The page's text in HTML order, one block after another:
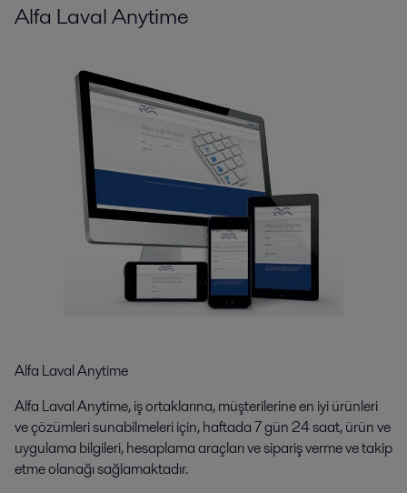
Alfa Laval Anytime
Alfa Laval Anytime
Alfa Laval Anytime, iş ortaklarına, müşterilerine en iyi ürünleri
ve çözümleri sunabilmeleri için, haftada 7 gün 24 saat, ürün ve
uygulama bilgileri, hesaplama araçları ve sipariş verme ve takip
etme olanağı sağlamaktadır.